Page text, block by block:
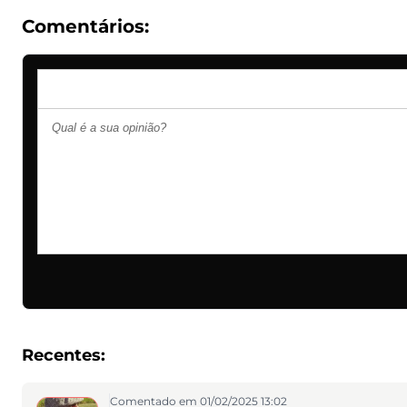
Comentários:
Recentes:
Comentado em 01/02/2025 13:02